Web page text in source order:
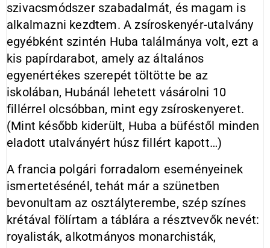
szivacsmódszer szabadalmát, és magam is
alkalmazni kezdtem. A zsíroskenyér-utalvány
egyébként szintén Huba találmánya volt, ezt a
kis papírdarabot, amely az általános
egyenértékes szerepét töltötte be az
iskolában, Hubánál lehetett vásárolni 10
fillérrel olcsóbban, mint egy zsíroskenyeret.
(Mint később kiderült, Huba a büféstől minden
eladott utalványért húsz fillért kapott…)
A francia polgári forradalom eseményeinek
ismertetésénél, tehát már a szünetben
bevonultam az osztályterembe, szép színes
krétával fölírtam a táblára a résztvevők nevét:
royalisták, alkotmányos monarchisták,